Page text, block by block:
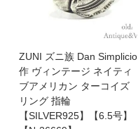
ZUNI ズニ族 Dan Simplicio
作 ヴィンテージ ネイティ
ブアメリカン ターコイズ
リング 指輪
【SILVER925】【6.5号】